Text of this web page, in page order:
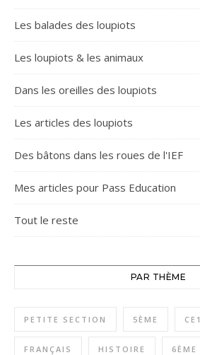
Les balades des loupiots
Les loupiots & les animaux
Dans les oreilles des loupiots
Les articles des loupiots
Des bâtons dans les roues de l'IEF
Mes articles pour Pass Education
Tout le reste
PAR THÈME
PETITE SECTION 5ÈME CE1
FRANÇAIS HISTOIRE 6ÈME